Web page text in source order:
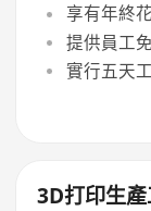
享有年終
提供員工
實行五天
3D打印生